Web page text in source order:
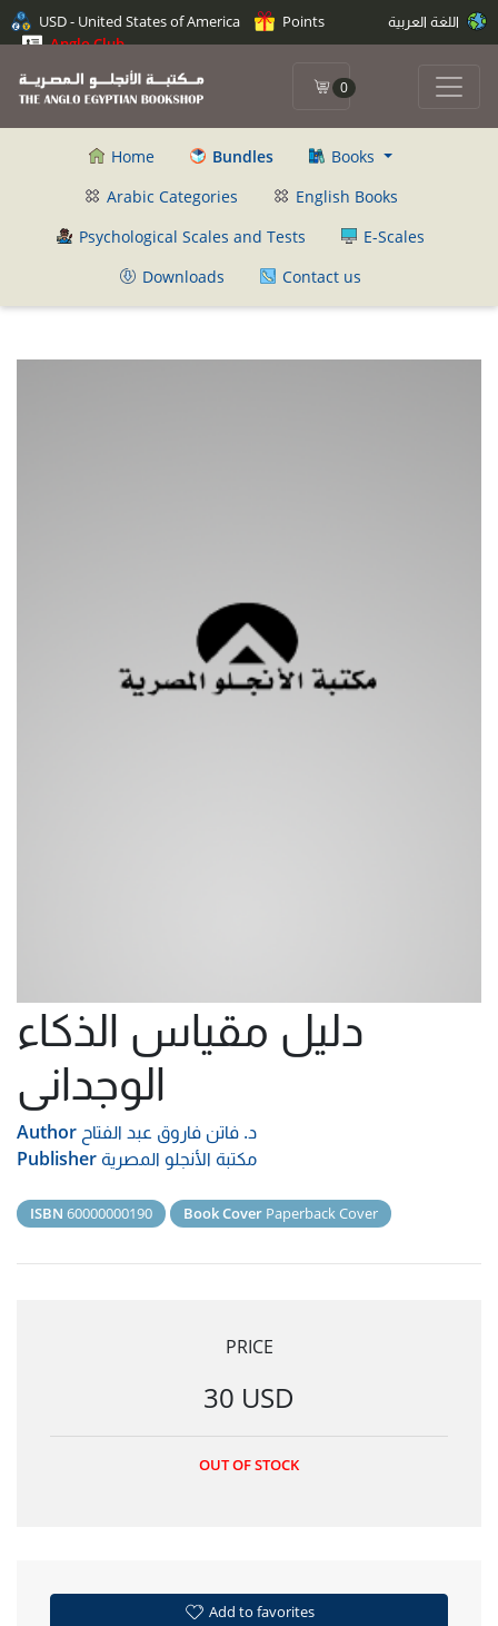
USD - United States of America
Points
Anglo Club
0
Home Bundles
Books
Arabic Categories
English Books
Psychological Scales and Tests
E-Scales
Downloads
Contact us
دليل مقياس الذكاء
الوجدانى
Author د. فاتن فاروق عبد الفتاح
Publisher مكتبة الأنجلو المصرية
ISBN 60000000190 Book Cover Paperback Cover
PRICE
30 USD
OUT OF STOCK
Add to favorites